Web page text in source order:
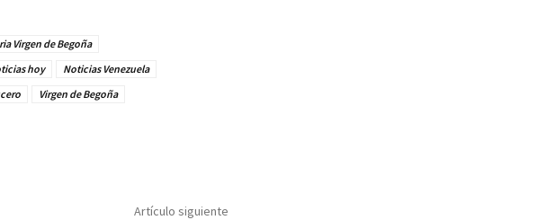
Virgen de Begoña
hoy
Noticias Venezuela
Virgen de Begoña
Artículo siguiente